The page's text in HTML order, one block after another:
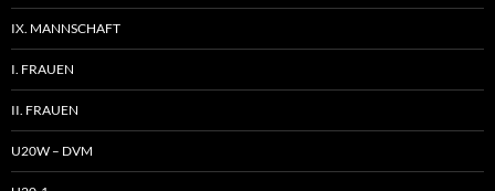
IX. MANNSCHAFT
I. FRAUEN
II. FRAUEN
U20W – DVM